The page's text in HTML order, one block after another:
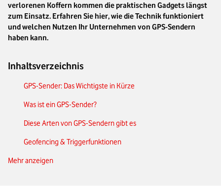
verlorenen Koffern kommen die praktischen Gadgets längst
zum Einsatz. Erfahren Sie hier, wie die Technik funktioniert
und welchen Nutzen Ihr Unternehmen von GPS-Sendern
haben kann.
Inhaltsverzeichnis
GPS-Sender: Das Wichtigste in Kürze
Was ist ein GPS-Sender?
Diese Arten von GPS-Sendern gibt es
Geofencing & Triggerfunktionen
Einsatzbereiche von GPS-Trackern
Mehr anzeigen